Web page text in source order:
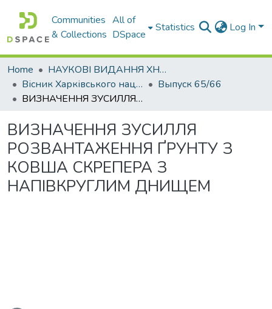
Communities
& Collections
All of
DSpace
Statistics Log In
Home
НАУКОВІ ВИДАННЯ ХНАДУ
Вісник Харківського національного автомобільно-дорожнього університету / Вестник Харьковского национального автомобильно-дорожного университета
Выпуск 65/66
ВИЗНАЧЕННЯ ЗУСИЛЛЯ РОЗВАНТАЖЕННЯ ҐРУНТУ З КОВША СКРЕПЕРА З НАПІВКРУГЛИМ ДНИЩЕМ
ВИЗНАЧЕННЯ ЗУСИЛЛЯ
РОЗВАНТАЖЕННЯ ҐРУНТУ З
КОВША СКРЕПЕРА З
НАПІВКРУГЛИМ ДНИЩЕМ